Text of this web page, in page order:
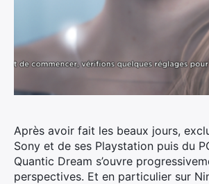
Après avoir fait les beaux jours,
Sony et de ses Playstation puis du
Quantic Dream s’ouvre
perspectives. Et en particulier sur